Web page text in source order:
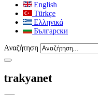
English
Türkçe
Ελληνικά
Български
Αναζήτηση
trakyanet